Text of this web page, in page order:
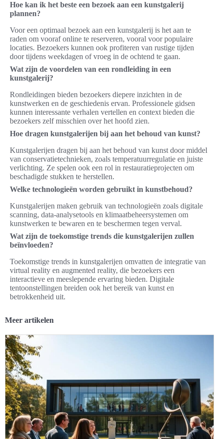
Hoe kan ik het beste een bezoek aan een kunstgalerij
plannen?
Voor een optimaal bezoek aan een kunstgalerij is het aan te
raden om vooraf online te reserveren, vooral voor populaire
locaties. Bezoekers kunnen ook profiteren van rustige tijden
door tijdens weekdagen of vroeg in de ochtend te gaan.
Wat zijn de voordelen van een rondleiding in een
kunstgalerij?
Rondleidingen bieden bezoekers diepere inzichten in de
kunstwerken en de geschiedenis ervan. Professionele gidsen
kunnen interessante verhalen vertellen en context bieden die
bezoekers zelf misschien over het hoofd zien.
Hoe dragen kunstgalerijen bij aan het behoud van kunst?
Kunstgalerijen dragen bij aan het behoud van kunst door middel
van conservatietechnieken, zoals temperatuurregulatie en juiste
verlichting. Ze spelen ook een rol in restauratieprojecten om
beschadigde stukken te herstellen.
Welke technologieën worden gebruikt in kunstbehoud?
Kunstgalerijen maken gebruik van technologieën zoals digitale
scanning, data-analysetools en klimaatbeheersystemen om
kunstwerken te bewaren en te beschermen tegen verval.
Wat zijn de toekomstige trends die kunstgalerijen zullen
beïnvloeden?
Toekomstige trends in kunstgalerijen omvatten de integratie van
virtual reality en augmented reality, die bezoekers een
interactieve en meeslepende ervaring bieden. Digitale
tentoonstellingen breiden ook het bereik van kunst en
betrokkenheid uit.
Meer artikelen